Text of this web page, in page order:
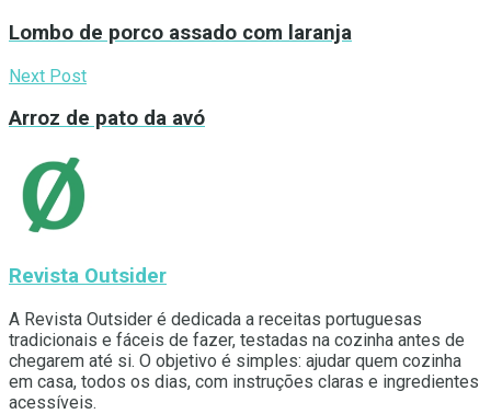
Lombo de porco assado com laranja
Next Post
Arroz de pato da avó
Revista Outsider
A Revista Outsider é dedicada a receitas portuguesas
tradicionais e fáceis de fazer, testadas na cozinha antes de
chegarem até si. O objetivo é simples: ajudar quem cozinha
em casa, todos os dias, com instruções claras e ingredientes
acessíveis.